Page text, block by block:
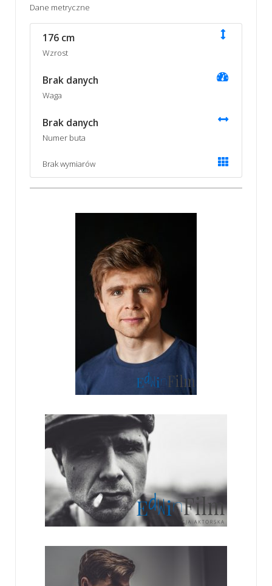
Dane metryczne
176 cm
Wzrost
Brak danych
Waga
Brak danych
Numer buta
Brak wymiarów